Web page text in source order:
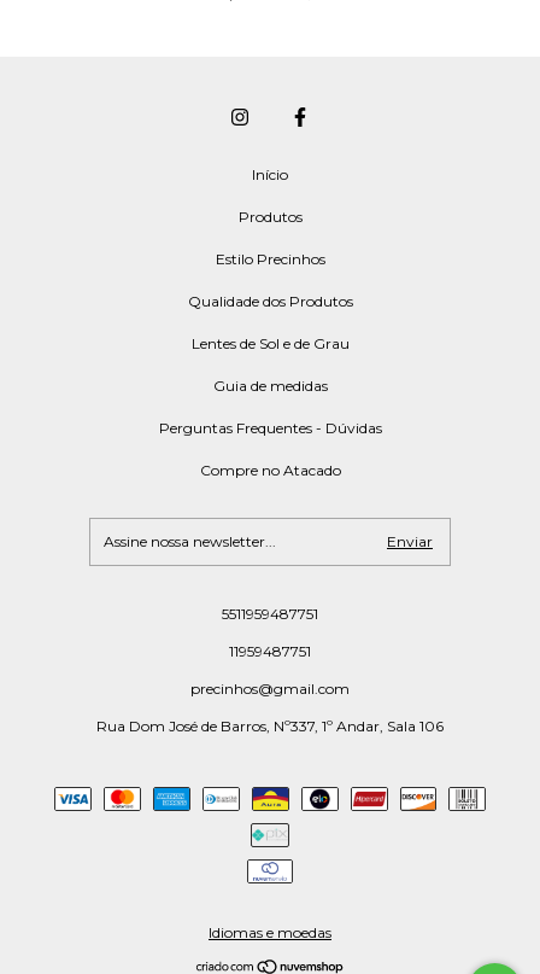
Início
Produtos
Estilo Precinhos
Qualidade dos Produtos
Lentes de Sol e de Grau
Guia de medidas
Perguntas Frequentes - Dúvidas
Compre no Atacado
5511959487751
11959487751
precinhos@gmail.com
Rua Dom José de Barros, Nº337, 1º Andar, Sala 106
Idiomas e moedas